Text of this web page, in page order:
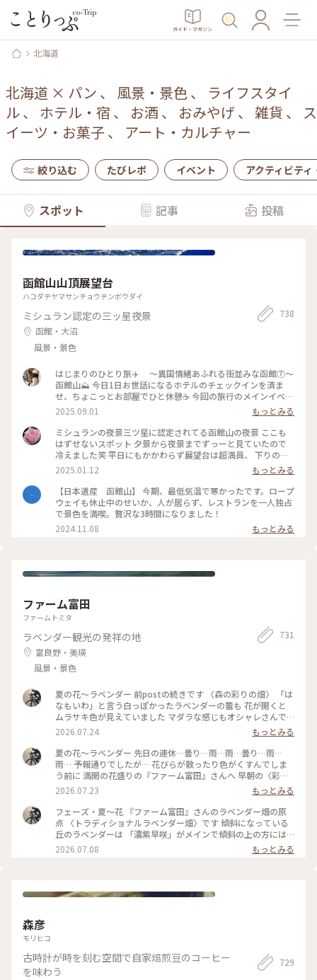
ガイド・マガジン
北海道
北海道 × パン 、 風景・景色、 ライフスタイ
ル、 ホテル・宿 、 お酒 、 おみやげ 、 雑貨 、 ス
イーツ・お菓子、 アート・カルチャー
絞り込む たびレポ イベント アクティビティ
スポット 記事 投稿
函館山山頂展望台
ハコダテヤマサンチョウテンボウダイ
ミシュラン認定の三ッ星夜景
函館・大沼
風景・景色
738
はじまりのひとり旅✈️ 〜異国情緒あふれる街並みな函館⑦〜
函館山⛰️ 今日1日お世話になるホテルのチェックインを済ま
せ、ちょこっとお部屋でひと休憩☕️ 今回の旅行のメインイベン
トである函館の絶景を見に、函館山へ出発！ ホテルのフロン
トの方に行き方を教えてもらい、天候の関係でロープウェイが
動いたり止まったり…🚡したので、バスで向かうことにしまし
た🚌 【ロープウェイで山頂へ】 →市電十字街駅から函館山ロ
ープウェイ山麓駅まで 徒歩10分 山麓駅から山頂駅まで
約3分 1800円（往復） 【バスで山頂へ】 →JR函館駅前バス
乗り場④ 番 函館山登山バス（季節運行）山頂まで約30分
700円（片道） バスで山頂まで向かっている最中に見えてくる
函館の街並みだけでも感嘆の声が上がり、ワクワクが止まらな
いです😳 山頂に着いて展望台に向かって歩き、目の前に現れ
た景色は感動🥹ずっと眺めていられました👀 夜景まで見たか
ったけど雷雲接近中の為、断念🤦‍♀️ でも山頂の展望台からは函
ゆるり夏時間#北海道#函館市#函館#函館駅#函館山#臥牛山#世
ト伝説#函館山ロープウェイ#ロープウェイ#登山バス#観光#絶
景#名所#山頂#展望台#ことりっぷ函館#ひとり旅日記🕊️
2025.09.01
もっとみる
ミシュランの夜景三ツ星に認定されてる函館山の夜景 ここも
はずせないスポット 夕景から夜景までずっーと見ていたので
冷えました笑 平日にもかかわらず展望台は超満員、 下りのロ
ープウェイも行列ができていました きらきらの夜景が見れて
2025.01.12
もっとみる
【日本遺産 函館山】 今期、最低気温で寒かったです。ロープ
ウェイも休止中のせいか、人が居らず、レストランを一人独占
で景色を満喫。贅沢な3時間になりました！
2024.11.08
もっとみる
ファーム富田
ファームトミタ
ラベンダー観光の発祥の地
富良野・美瑛
風景・景色
731
夏の花〜ラベンダー 前postの続きです 〈森の彩りの畑〉 「は
なもいわ」と言う白っぽかったラベンダーの蕾も 花が開くと
ムラサキ色が見えていました マダラな感じもオシャレさんで
す 〈彩りの畑〉の定番だった花々は連作障害を防ぐために
〈森の彩りの畑〉に植えられましたが… 今年の色のパターンを
見ると… やっぱり元の配色の方が好きかも〜です また来年も
美しい彩りを巡りたいと思います #ひみつの絶景 #丘のある風
景 #花のある風景 #ひみつの絶景北海道 #夏景色 #花景色 #ファ
2026.07.24
もっとみる
夏の花〜ラベンダー 先日の連休…曇り…雨…雨…曇り…雨…
雨… 予報通りでしたが… 花びらが散ったり色がくすんでしま
う前に 満開の花盛りの『ファーム富田』さんへ 早朝の〈彩り
の畑〉と〈森の彩りの畑〉です 朝陽を浴びて…ラベンダーの色
は赤紫っぽく映りました 左から〜 キバナコスモス・スペアミ
ント・ジニア5色 ペパーミント・ペチュニア・ビール麦 そして
右がオカムラサキです 霧の立ちこめる夏の朝は ここへ辿り着
くまでの道のりも美しかったです そうそう…〈彩りの畑〉の入
り口の木がある辺りで 今年もエゾリスさんに会いました #ひみ
つの絶景 #花のある風景 #丘のある風景 #夏景色 #花景色 #美し
2026.07.23
もっとみる
フェーズ・夏〜花 『ファーム富田』さんのラベンダー畑の原
点 〈トラディショナルラベンダー畑〉です 傾斜になっている
丘のラベンダーは 「濃紫早咲」がメインで傾斜の上の方には
「はなもいわ」と「おかむらさき」があります それぞれが一
度に咲き揃うことはないので 今がくっきりとした鮮やかなラ
くのではなくて… 蕾の先端に花が開くのですね〜 一番最後は
2026.07.08 もっとみる
森彦
モリヒコ
古時計が時を刻む空間で自家焙煎豆のコーヒー
を味わう
729